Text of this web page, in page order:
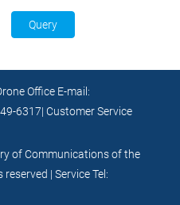
Query​​
Office E-mail:
6317| Customer Service
of Communications of the
| Service Tel: